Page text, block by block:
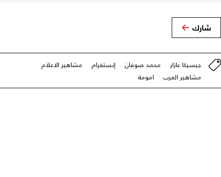
شارك
جيسيكا عازار محمد صوفان إنستغرام
مشاهير الاعلام
مشاهير العرب
امومة